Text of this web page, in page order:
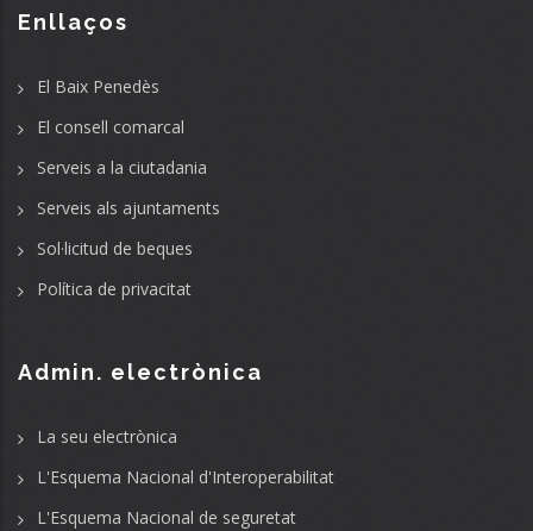
Enllaços
El Baix Penedès
El consell comarcal
Serveis a la ciutadania
Serveis als ajuntaments
Sol·licitud de beques
Política de privacitat
Admin. electrònica
La seu electrònica
L'Esquema Nacional d'Interoperabilitat
L'Esquema Nacional de seguretat